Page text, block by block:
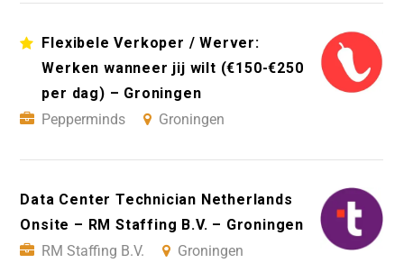
Flexibele Verkoper / Werver:
Werken wanneer jij wilt (€150-€250
per dag) – Groningen
Pepperminds
Groningen
Data Center Technician Netherlands
Onsite – RM Staffing B.V. – Groningen
RM Staffing B.V.
Groningen